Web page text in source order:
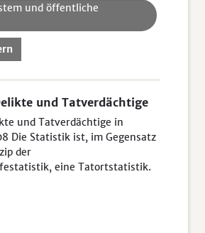
und öffentliche
und Tatverdächtige
und Tatverdächtige in
Die Statistik ist, im Gegensatz
der
eine Tatortstatistik.